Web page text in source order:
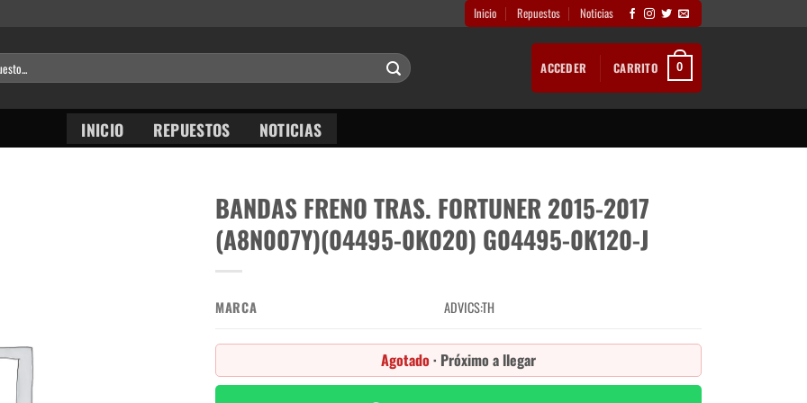
Inicio Repuestos Noticias
ACCEDER CARRITO 0
INICIO REPUESTOS NOTICIAS
BANDAS FRENO TRAS. FORTUNER 2015-2017
(A8N007Y)(04495-0K020) G04495-0K120-J
MARCA ADVICS:TH
Agotado · Próximo a llegar